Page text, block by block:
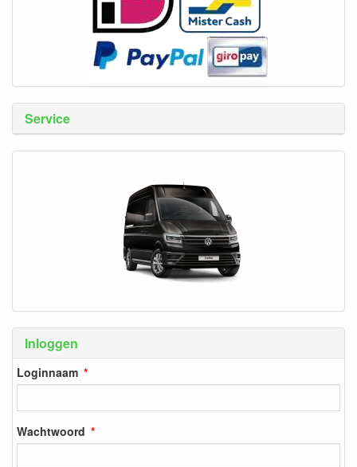
Service
Inloggen
Loginnaam
Wachtwoord